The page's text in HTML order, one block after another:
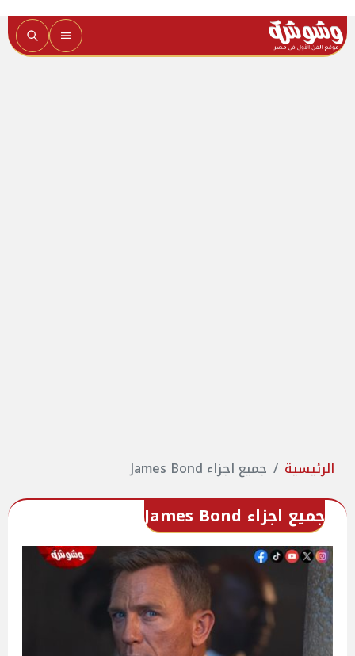
الرئيسية جميع اجزاء James Bond
جميع اجزاء James Bond